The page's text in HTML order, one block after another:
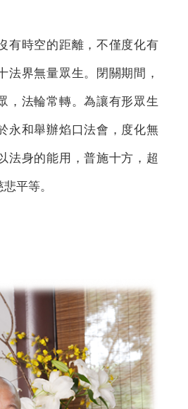
時空的距離，不僅度化有
法界無量眾生。閉關期間，
，法輪常轉。為讓有形眾生
永和舉辦焰口法會，度化無
法身的能用，普施十方，超
平等。